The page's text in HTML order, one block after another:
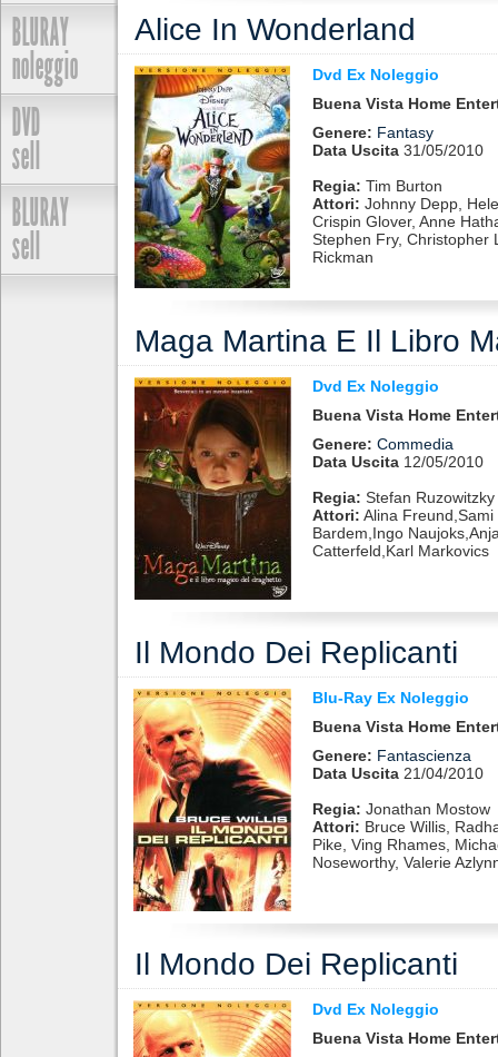
BLURAY
noleggio
DVD
sell
BLURAY
sell
Alice In Wonderland
Dvd Ex Noleggio
Buena Vista Home
Genere: Fantasy
Data Uscita 31/05/2010
Regia: Tim Burton
Attori: Johnny Depp,
Crispin Glover, Anne
Stephen Fry, Christopher
Rickman
Maga Martina E Il Libro
Dvd Ex Noleggio
Buena Vista Home
Genere: Commedia
Data Uscita 12/05/2010
Regia: Stefan Ruzowitzky
Attori: Alina
Bardem,Ingo
Catterfeld,Karl Markovics
Il Mondo Dei Replicanti
Blu-Ray Ex Noleggio
Buena Vista Home
Genere: Fantascienza
Data Uscita 21/04/2010
Regia: Jonathan Mostow
Attori: Bruce Willis,
Pike, Ving Rhames,
Noseworthy, Valerie
Il Mondo Dei Replicanti
Dvd Ex Noleggio
Buena Vista Home